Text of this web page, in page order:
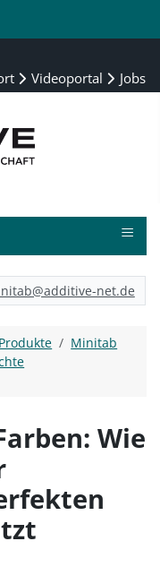
Videoportal Jobs
≡
net.de
Produkte
Minitab
Wie